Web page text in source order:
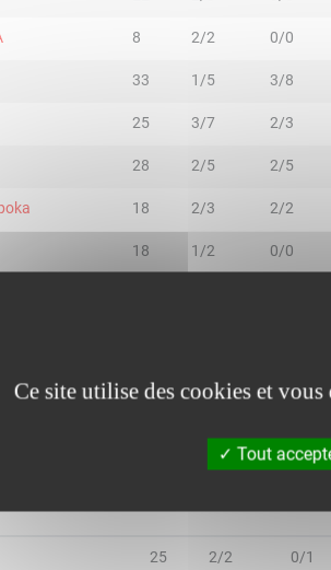
8 2/2 0/0
33 1/5 3/8
25 3/7 2/3
28 2/5 2/5
18 2/3 2/2
18 1/2 0/0
25 2/2 0/1
Ce site utilise des cookies et
Tout